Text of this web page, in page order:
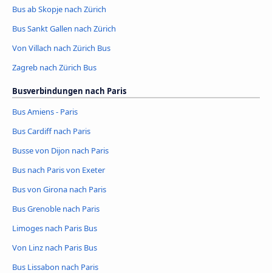
Bus ab Skopje nach Zürich
Bus Sankt Gallen nach Zürich
Von Villach nach Zürich Bus
Zagreb nach Zürich Bus
Busverbindungen nach Paris
Bus Amiens - Paris
Bus Cardiff nach Paris
Busse von Dijon nach Paris
Bus nach Paris von Exeter
Bus von Girona nach Paris
Bus Grenoble nach Paris
Limoges nach Paris Bus
Von Linz nach Paris Bus
Bus Lissabon nach Paris